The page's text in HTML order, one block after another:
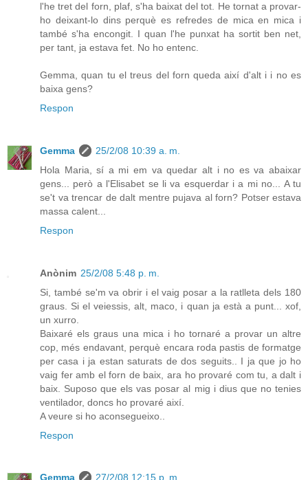
l'he tret del forn, plaf, s'ha baixat del tot. He tornat a provar-
ho deixant-lo dins perquè es refredes de mica en mica i
també s'ha encongit. I quan l'he punxat ha sortit ben net,
per tant, ja estava fet. No ho entenc.
Gemma, quan tu el treus del forn queda així d'alt i i no es
baixa gens?
Respon
Gemma
25/2/08 10:39 a. m.
Hola Maria, sí a mi em va quedar alt i no es va abaixar
gens... però a l'Elisabet se li va esquerdar i a mi no... A tu
se't va trencar de dalt mentre pujava al forn? Potser estava
massa calent...
Respon
Anònim 25/2/08 5:48 p. m.
Si, també se'm va obrir i el vaig posar a la ratlleta dels 180
graus. Si el veiessis, alt, maco, i quan ja està a punt... xof,
un xurro.
Baixaré els graus una mica i ho tornaré a provar un altre
cop, més endavant, perquè encara roda pastis de formatge
per casa i ja estan saturats de dos seguits.. I ja que jo ho
vaig fer amb el forn de baix, ara ho provaré com tu, a dalt i
baix. Suposo que els vas posar al mig i dius que no tenies
ventilador, doncs ho provaré així.
A veure si ho aconsegueixo..
Respon
Gemma 27/2/08 12:15 p. m.